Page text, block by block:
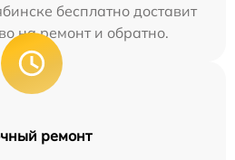
бесплатно доставит
на ремонт и обратно.
ремонт